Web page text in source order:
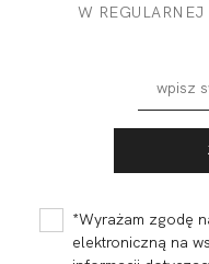
W
*Wyrażam zgodę
elektroniczną na